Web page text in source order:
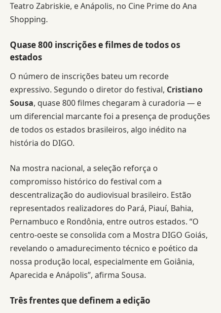
Teatro Zabriskie, e Anápolis, no Cine Prime do Ana
Shopping.
Quase 800 inscrições e filmes de todos os
estados
O número de inscrições bateu um recorde
expressivo. Segundo o diretor do festival, Cristiano
Sousa, quase 800 filmes chegaram à curadoria — e
um diferencial marcante foi a presença de produções
de todos os estados brasileiros, algo inédito na
história do DIGO.
Na mostra nacional, a seleção reforça o
compromisso histórico do festival com a
descentralização do audiovisual brasileiro. Estão
representados realizadores do Pará, Piauí, Bahia,
Pernambuco e Rondônia, entre outros estados. “O
centro-oeste se consolida com a Mostra DIGO Goiás,
revelando o amadurecimento técnico e poético da
nossa produção local, especialmente em Goiânia,
Aparecida e Anápolis”, afirma Sousa.
Três frentes que definem a edição